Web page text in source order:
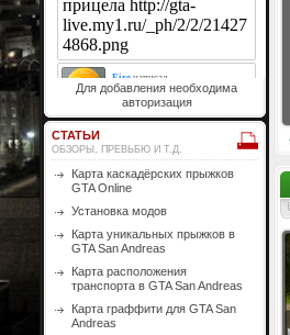
Для добавления необходима
авторизация
СТАТЬИ
ОБЗОРЫ, ПРЕВЬБЮ И Т.Д.
Карта каскадёрских прыжков
GTA Online
Установка модов
Карта уникальных прыжков в
GTA San Andreas
Карта расположения
транспорта в GTA San Andreas
Карта граффити для GTA San
Andreas